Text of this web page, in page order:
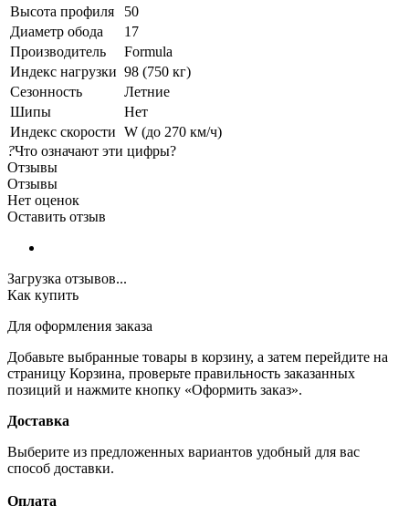
Высота профиля
50
Диаметр обода
17
Производитель
Formula
Индекс нагрузки 98 (750 кг)
Сезонность
Летние
Шипы
Нет
Индекс скорости W (до 270 км/ч)
?Что означают эти цифры?
Отзывы
Отзывы
Нет оценок
Оставить отзыв
Загрузка отзывов...
Как купить
Для оформления заказа
Добавьте выбранные товары в корзину, а затем перейдите на
страницу Корзина, проверьте правильность заказанных
позиций и нажмите кнопку «Оформить заказ».
Доставка
Выберите из предложенных вариантов удобный для вас
способ доставки.
Оплата